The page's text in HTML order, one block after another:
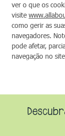
ver o que os
visite
como gerir as
navegadores.
pode afetar,
navegação no